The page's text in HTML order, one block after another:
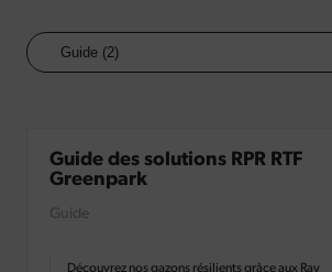
Guide des solutions RPR RTF
Greenpark
Guide
Découvrez nos gazons résilients grâce aux Ray